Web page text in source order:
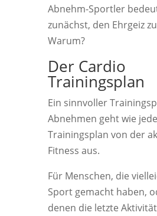
Abnehm-Sportler
zunächst, den Ehrgeiz
Warum?
Der Cardio
Trainingsplan
Ein sinnvoller
Abnehmen geht wie
Trainingsplan von der
Fitness aus.
Für Menschen, die
Sport gemacht haben,
denen die letzte